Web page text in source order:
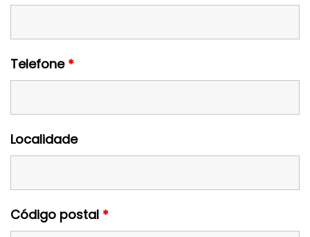
Telefone *
Localidade
Código postal *